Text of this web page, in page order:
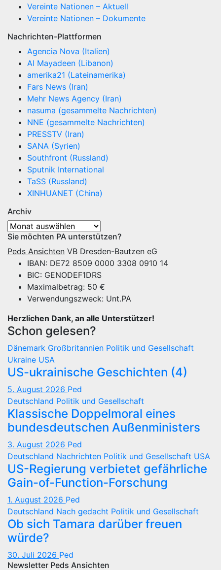
Vereinte Nationen – Aktuell
Vereinte Nationen – Dokumente
Nachrichten-Plattformen
Agencia Nova (Italien)
Al Mayadeen (Libanon)
amerika21 (Lateinamerika)
Fars News (Iran)
Mehr News Agency (Iran)
nasuma (gesammelte Nachrichten)
NNE (gesammelte Nachrichten)
PRESSTV (Iran)
SANA (Syrien)
Southfront (Russland)
Sputnik International
TaSS (Russland)
XINHUANET (China)
Archiv
Archiv
Sie möchten PA unterstützen?
Peds Ansichten VB Dresden-Bautzen eG
IBAN: DE72 8509 0000 3308 0910 14
BIC: GENODEF1DRS
Maximalbetrag: 50 €
Verwendungszweck: Unt.PA
Herzlichen Dank, an alle Unterstützer!
Schon gelesen?
Dänemark Großbritannien Politik und Gesellschaft
Ukraine USA
US-ukrainische Geschichten (4)
5. August 2026 Ped
Deutschland Politik und Gesellschaft
Klassische Doppelmoral eines
bundesdeutschen Außenministers
3. August 2026 Ped
Deutschland Nachrichten Politik und Gesellschaft USA
US-Regierung verbietet gefährliche
Gain-of-Function-Forschung
1. August 2026 Ped
Deutschland Nach gedacht Politik und Gesellschaft
Ob sich Tamara darüber freuen
würde?
30. Juli 2026 Ped
Newsletter Peds Ansichten